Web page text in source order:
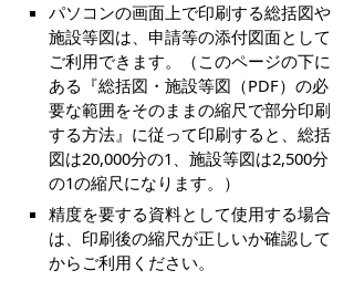
パソコンの画面上で印刷する総括図や
施設等図は、申請等の添付図面として
ご利用できます。（このページの下に
ある『総括図・施設等図（PDF）の必
要な範囲をそのままの縮尺で部分印刷
する方法』に従って印刷すると、総括
図は20,000分の1、施設等図は2,500分
の1の縮尺になります。）
精度を要する資料として使用する場合
は、印刷後の縮尺が正しいか確認して
からご利用ください。